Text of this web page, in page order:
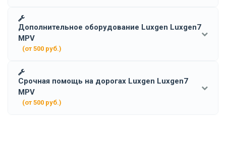
Дополнительное оборудование Luxgen Luxgen7
MPV
(от 500 руб.)
Срочная помощь на дорогах Luxgen Luxgen7
MPV
(от 500 руб.)